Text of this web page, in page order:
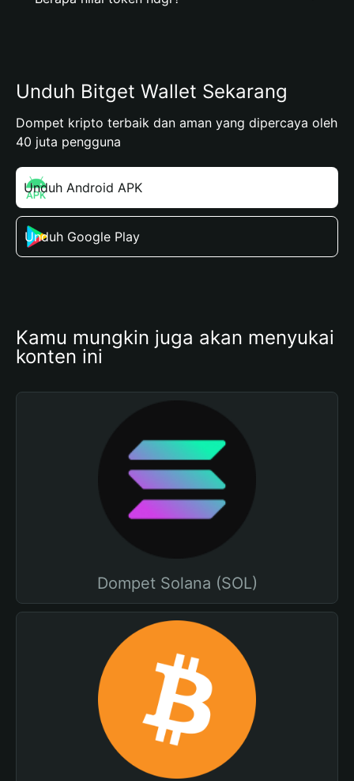
Unduh Bitget Wallet Sekarang
Dompet kripto terbaik dan aman yang dipercaya oleh
40 juta pengguna
Unduh Android APK
Unduh Google Play
Kamu mungkin juga akan menyukai
konten ini
Dompet Solana (SOL)